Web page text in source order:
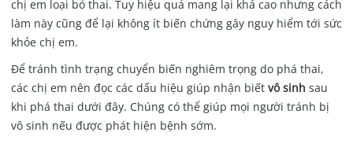
chị em loại bỏ thai. Tuy hiệu quả mang lại khá cao nhưng cách
làm này cũng để lại không ít biến chứng gây nguy hiểm tới sức
khỏe chị em.
Để tránh tình trạng chuyển biến nghiêm trọng do phá thai,
các chị em nên đọc các dấu hiệu giúp nhận biết vô sinh sau
khi phá thai dưới đây. Chúng có thể giúp mọi người tránh bị
vô sinh nếu được phát hiện bệnh sớm.